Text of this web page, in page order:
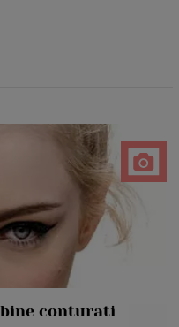
bine conturati